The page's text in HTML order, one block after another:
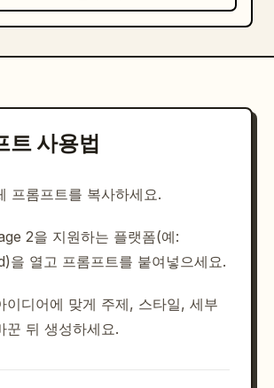
트 사용법
프롬프트를 복사하세요.
2을 지원하는 플랫폼(예:
을 열고 프롬프트를 붙여넣으세요.
이디어에 맞게 주제, 스타일, 세부
꾼 뒤 생성하세요.